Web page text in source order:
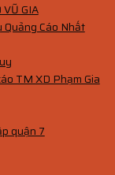
VŨ GIA
Quảng Cáo Nhất
TM XD Phạm Gia
quận 7